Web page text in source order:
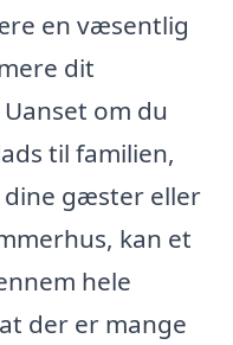
en væsentlig
dit
om du
til familien,
gæster eller
kan et
hele
der er mange